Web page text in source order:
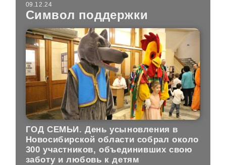
09.12.24
Символ поддержки
ГОД СЕМЬИ. День усыновления в
Новосибирской области собрал около
300 участников, объединивших свою
заботу и любовь к детям